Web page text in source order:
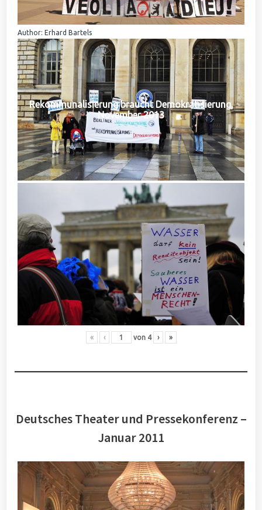
Author: Erhard Bartels
Rekommunalisierung braucht Demokratisierung,
November 2013
« ‹ von 4 › »
Deutsches Theater und Pressekonferenz –
Januar 2011